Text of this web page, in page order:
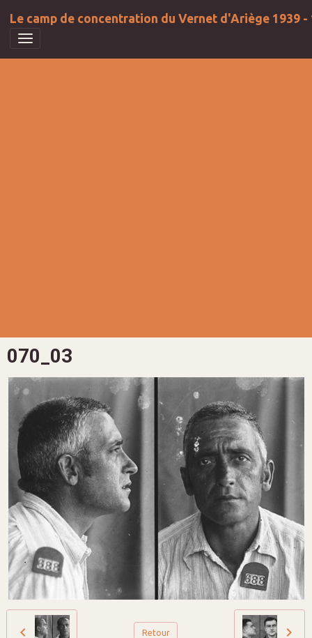
Le camp de concentration du Vernet d'Ariège 1939 -
070_03
Retour